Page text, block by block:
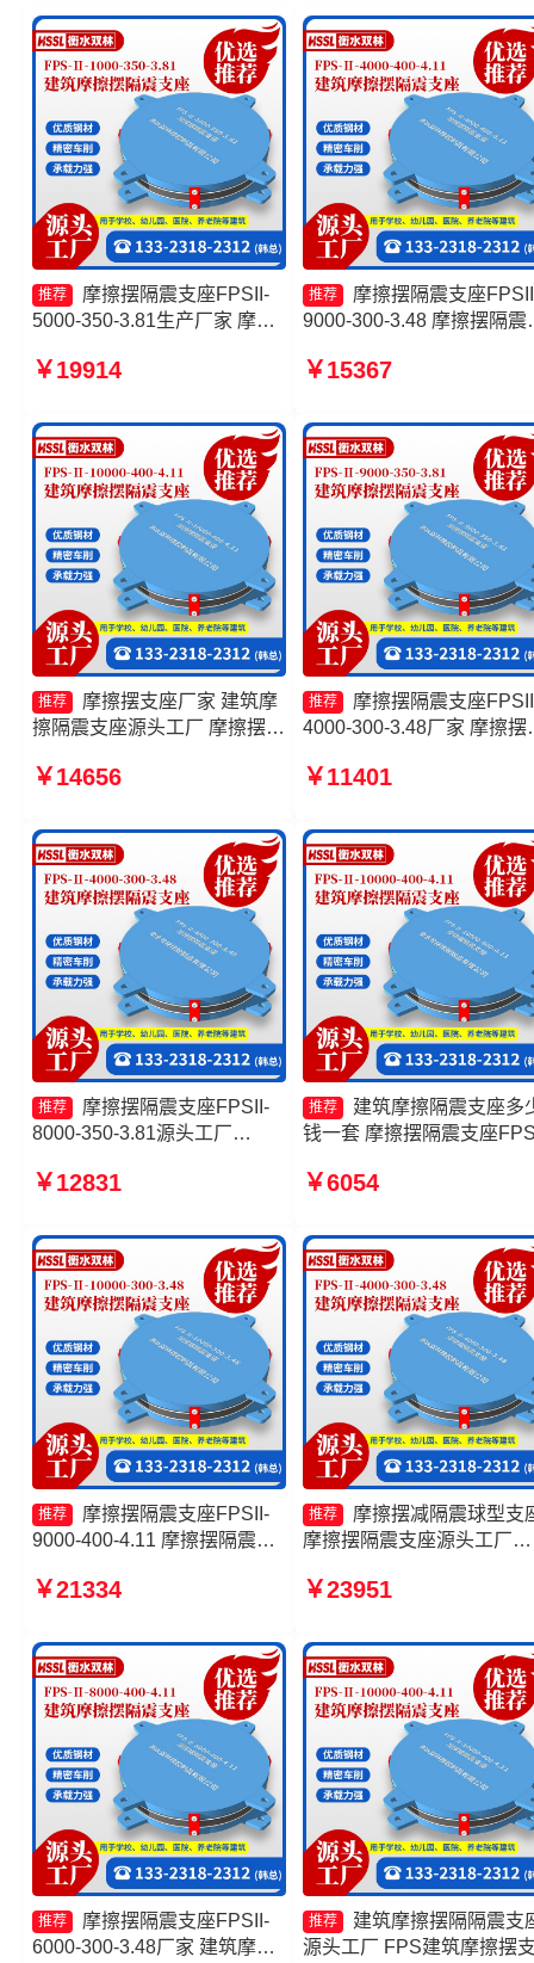
推荐
摩擦摆隔震支座FPSII-
5000-350-3.81生产厂家 摩擦
4.11厂家 摩擦摆式隔震支座生
￥19914
推荐
摩擦摆隔震支座
9000-300-3.48 摩擦摆隔震
摩擦摆式减震支座 摩擦摆
家
￥15367
推荐
摩擦摆支座厂家 建筑摩
擦隔震支座源头工厂 摩擦摆支
摆支座FPS-II-15000源头工厂
￥14656
推荐
摩擦摆隔震支座
4000-300-3.48厂家 摩擦摆
摩擦摆隔震支座FPSII-
生产厂家
￥11401
推荐
摩擦摆隔震支座FPSII-
8000-350-3.81源头工厂
厂家 摩擦摆支座定制 摩擦摆
3.48生产厂家
￥12831
推荐
建筑摩擦隔震支座多
钱一套 摩擦摆隔震支座
复摆隔震支座生产厂家 摩
4.11生产厂家
￥6054
推荐
摩擦摆隔震支座FPSII-
9000-400-4.11 摩擦摆隔震支
厂家 建筑减隔震摩擦摆支座生
产厂家
￥21334
推荐
摩擦摆减隔震球型支
摩擦摆隔震支座源头工厂
摩擦摆隔震支座FPSII-
￥23951
推荐
摩擦摆隔震支座FPSII-
6000-300-3.48厂家 建筑摩擦
推荐
建筑摩擦摆隔隔震支
源头工厂 FPS建筑摩擦摆